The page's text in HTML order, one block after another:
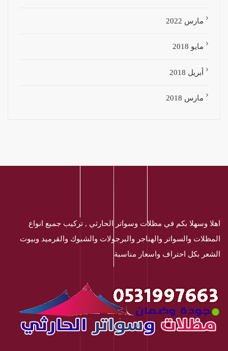
مارس 2022
مايو 2018
أبريل 2018
مارس 2018
اهلا وسهلا بكم في مظلات وسواتر الحارثي , تركيب جميع انواع
المظلات والسواتر والهناجر والبرجولات والشبوك والقرميد وبيوت
الشعر بكل احتراف واسعار مناسبة